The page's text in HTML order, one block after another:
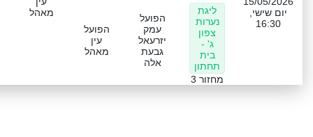
יום שישי,
16:30
ליגת
נערות
צפון
ג' -
בית
תחתון
מחזור 3
הפועל
עמק
יזרעאל
גבעת
אלה
הפועל
עין
מאהל
מאהל